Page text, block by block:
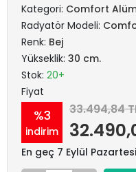
Kategori: Comfort
Radyatör Modeli:
Renk: Bej
Yükseklik: 30 cm.
Stok: 20+
Fiyat
%3
indirim
33.494,84
En geç 7 Eylül